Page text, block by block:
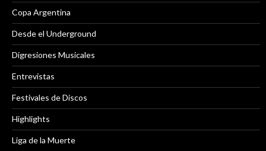
Copa Argentina
Desde el Underground
Digresiones Musicales
Entrevistas
Festivales de Discos
Highlights
Liga de la Muerte